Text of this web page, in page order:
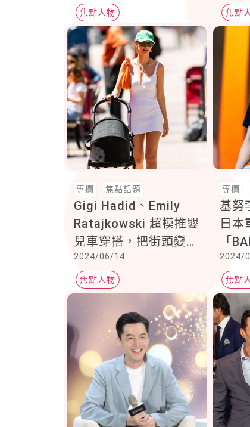
癮焦點人物 焦點
專欄 焦點話題
Gigi Hadid、Emily
Ratajkowski 超模推嬰
兒車穿搭，把街頭變成
伸展台
2024/06/14
焦點人物
專欄
基努
日本
「
照，
2024/
焦點